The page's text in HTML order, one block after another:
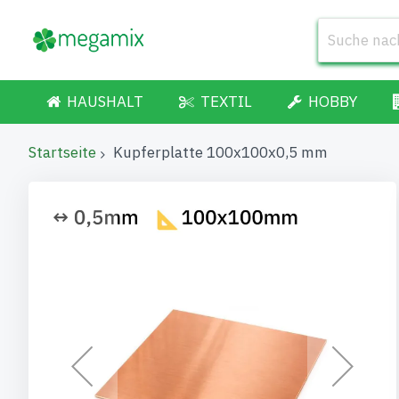
HAUSHALT TEXTIL HOBBY
Startseite Kupferplatte 100x100x0,5 mm
Zum